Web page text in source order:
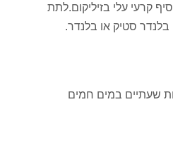
קרעי עלי בזיליקום.לתת
סטיק או בלנדר.